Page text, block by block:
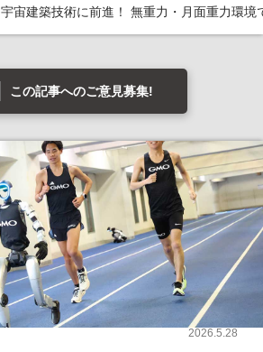
宇宙建築技術に前進！ 無重力・月面重力環境
この記事へのご意見募集!
2026.5.28